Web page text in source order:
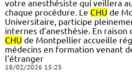
votre anesthésiste qui veillera
chaque procédure. Le CHU de
Universitaire, participe
internes d’anesthésie. En raison
CHU de Montpellier accueille
médecins en formation venant
l’étranger
18/02/2026 15:25